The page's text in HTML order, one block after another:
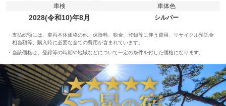
車検
2028(令和10)年8月
車体色
シルバー
支払総額には、車両本体価格の他、保険料、税金、登録等に伴う費用、リサイクル預託金
相当額等、購入時に必要な全ての費用が含まれています。
当該価格は、登録等の時期や地域などについて一定の条件を付した価格になります。